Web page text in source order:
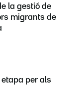
la gestió de
migrants de
etapa per als